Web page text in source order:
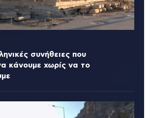
συνήθειες που
κάνουμε χωρίς να το